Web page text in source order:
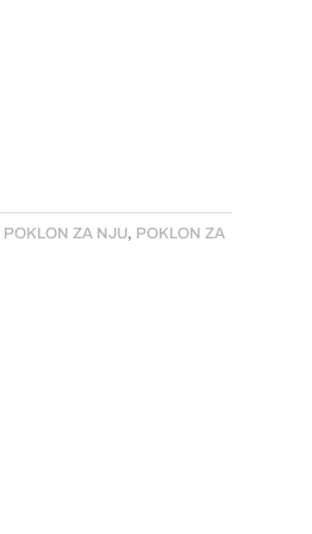
POKLON ZA NJU, POKLON ZA